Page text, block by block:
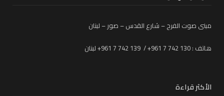
مبنى صوت الفرح – شارع القدس – صور – لبنان
هاتف : 130 742 7 961+ / 139 742 7 961+ لبنان
الأكثر قراءة